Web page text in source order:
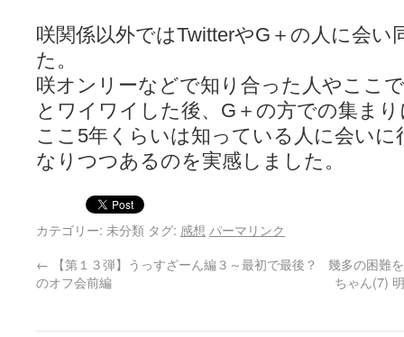
Powered by livedoor 相互RSS
咲関係以外ではTwitterやG＋の人に会い
た。
咲オンリーなどで知り合った人やここ
とワイワイした後、G＋の方での集ま
ここ5年くらいは知っている人に会い
なりつつあるのを実感しました。
カテゴリー: 未分類 タグ: 感想 パーマリンク
← 【第１３弾】うっすざーん編３～最初で最後？
のオフ会前編
幾多の困難
ちゃん(7)